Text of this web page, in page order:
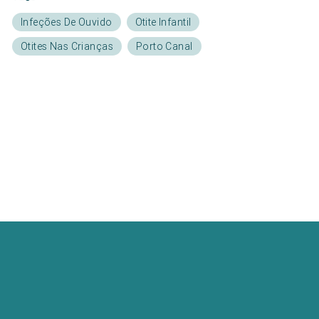
Infeções De Ouvido
Otite Infantil
Otites Nas Crianças
Porto Canal